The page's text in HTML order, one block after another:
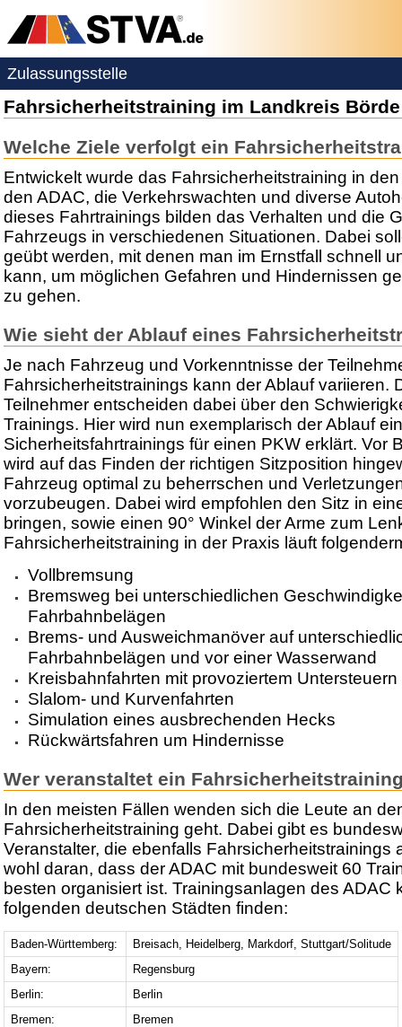
Zulassungsstelle
Fahrsicherheitstraining im Landkreis Börde
Welche Ziele verfolgt ein
Entwickelt wurde das Fahrsicherheitstraining in
den ADAC, die Verkehrswachten und diverse
dieses Fahrtrainings bilden das Verhalten und die
Fahrzeugs in verschiedenen Situationen. Dabei
geübt werden, mit denen man im Ernstfall schnell
kann, um möglichen Gefahren und Hindernissen
zu gehen.
Wie sieht der Ablauf eines
Je nach Fahrzeug und Vorkenntnisse der
Fahrsicherheitstrainings kann der Ablauf variieren.
Teilnehmer entscheiden dabei über den
Trainings. Hier wird nun exemplarisch der Ablauf
Sicherheitsfahrtrainings für einen PKW erklärt. Vor
wird auf das Finden der richtigen Sitzposition
Fahrzeug optimal zu beherrschen und
vorzubeugen. Dabei wird empfohlen den Sitz in
bringen, sowie einen 90° Winkel der Arme zum
Fahrsicherheitstraining in der Praxis läuft
Vollbremsung
Bremsweg bei unterschiedlichen
Fahrbahnbelägen
Brems- und Ausweichmanöver auf
Fahrbahnbelägen und vor einer Wasserwand
Kreisbahnfahrten mit provoziertem
Slalom- und Kurvenfahrten
Simulation eines ausbrechenden Hecks
Rückwärtsfahren um Hindernisse
Wer veranstaltet ein
In den meisten Fällen wenden sich die Leute an
Fahrsicherheitstraining geht. Dabei gibt es
Veranstalter, die ebenfalls Fahrsicherheitstrainings
wohl daran, dass der ADAC mit bundesweit 60
besten organisiert ist. Trainingsanlagen des ADAC
folgenden deutschen Städten finden:
Baden-Württemberg:
Breisach, Heidelberg, Markdorf, Stuttgart/Solitude
Bayern:
Regensburg
Berlin:
Berlin
Bremen:
Bremen